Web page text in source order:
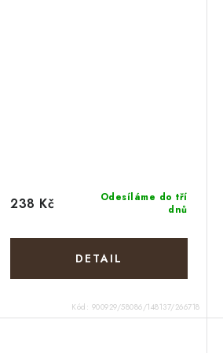
Odesíláme do tří
dnů
238 Kč
Kód: 900929/58086/148137/266718